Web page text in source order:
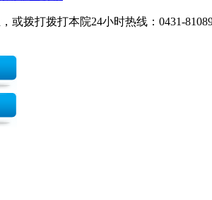
或拨打拨打本院24小时热线：0431-